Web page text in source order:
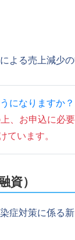
よる売上減少の
になりますか？
、お申込に必
ています。
資）
症対策に係る